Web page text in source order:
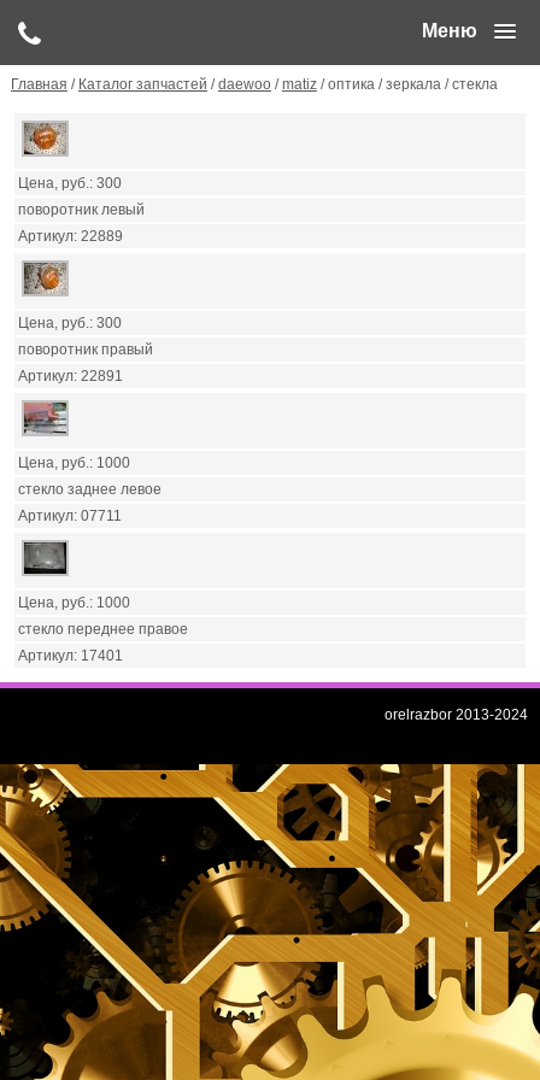
Меню
Главная / Каталог запчастей /daewoo/matiz/ оптика / зеркала / стекла
300
поворотник левый
22889
300
поворотник правый
22891
1000
стекло заднее левое
07711
1000
стекло переднее правое
17401
orelrazbor 2013-2024